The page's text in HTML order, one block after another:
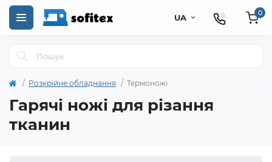
UA 0
Розкрійне обладнання Термоножі
Гарячі ножі для різання
тканин